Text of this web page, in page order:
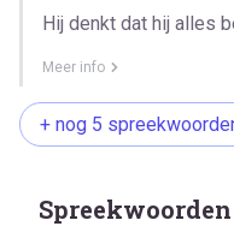
Hij denkt dat hij alles
Meer info
+ nog 5